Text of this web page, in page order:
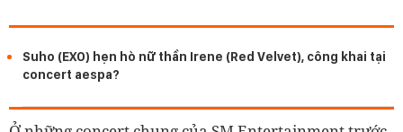
Suho (EXO) hẹn hò nữ thần Irene (Red Velvet), công khai tại
concert aespa?